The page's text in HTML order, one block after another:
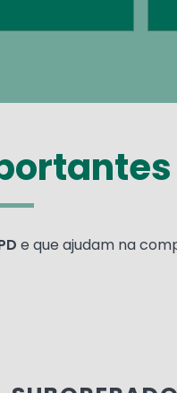
e que ajudam na